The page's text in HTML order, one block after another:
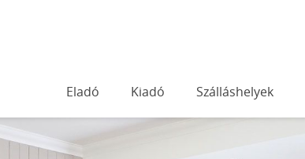
Eladó Kiadó Szálláshelyek